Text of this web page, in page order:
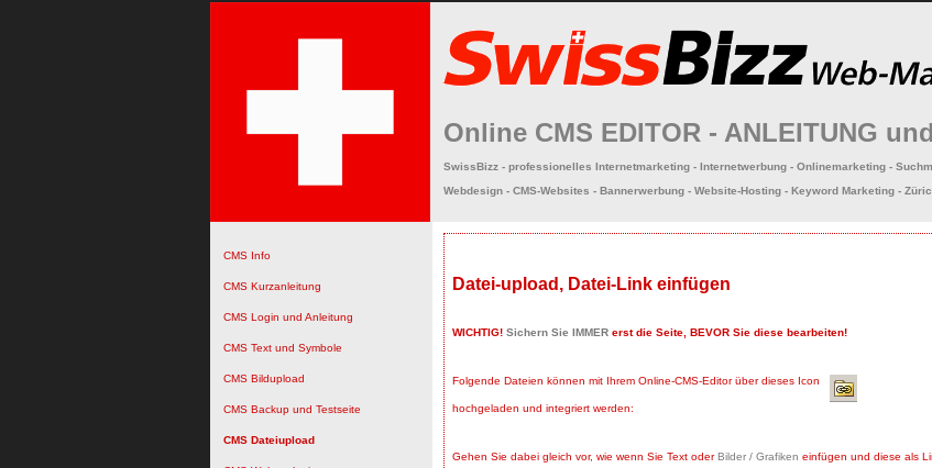
Online CMS EDITOR - ANLEITUNG
SwissBizz - professionelles Internetmarketing - Internetwerbung - Onlinemarketing -
Webdesign - CMS-Websites - Bannerwerbung - Website-Hosting - Keyword Marketing -
CMS Info
CMS Kurzanleitung
CMS Login und Anleitung
CMS Text und Symbole
CMS Bildupload
CMS Backup und Testseite
CMS Dateiupload
Datei-upload, Datei-Link einfügen
WICHTIG! Sichern Sie IMMER erst die Seite, BEVOR Sie diese bearbeiten!
Folgende Dateien können mit Ihrem Online-CMS-Editor über dieses Icon
hochgeladen und integriert werden:
Gehen Sie dabei gleich vor, wie wenn Sie Text oder Bilder / Grafiken einfügen und diese als